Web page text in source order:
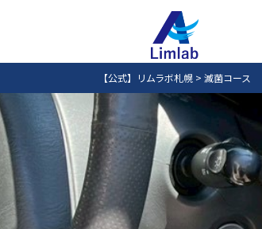
【公式】リムラボ札幌 > 滅菌コース